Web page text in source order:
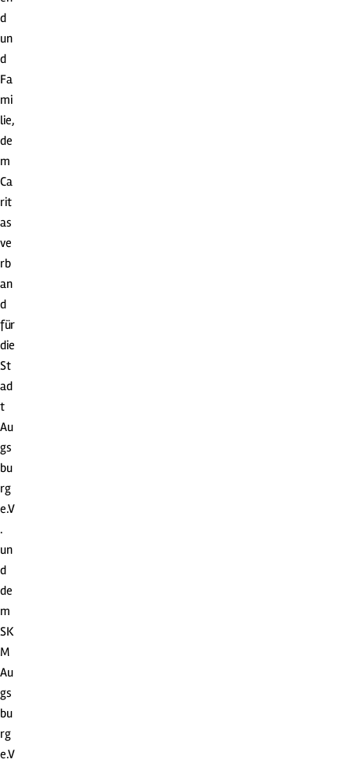
d
un
d
Fa
mi
lie,
de
m
Ca
rit
as
ve
rb
an
d
für
die
St
ad
t
Au
gs
bu
rg
e.V
.
un
d
de
m
SK
M
Au
gs
bu
rg
e.V